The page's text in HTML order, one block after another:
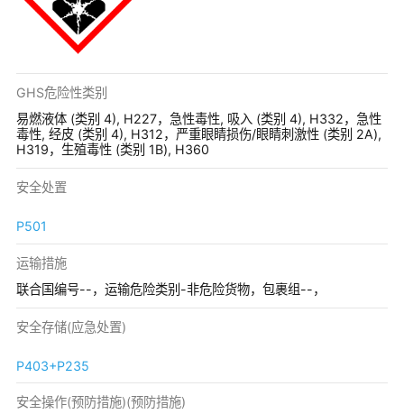
GHS危险性类别
易燃液体 (类别 4), H227，急性毒性, 吸入 (类别 4), H332，急性
毒性, 经皮 (类别 4), H312，严重眼睛损伤/眼睛刺激性 (类别 2A),
H319，生殖毒性 (类别 1B), H360
安全处置
P501
运输措施
联合国编号--，运输危险类别-非危险货物，包裹组--，
安全存储(应急处置)
P403+P235
安全操作(预防措施)(预防措施)